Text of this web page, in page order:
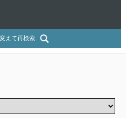
えて再検索